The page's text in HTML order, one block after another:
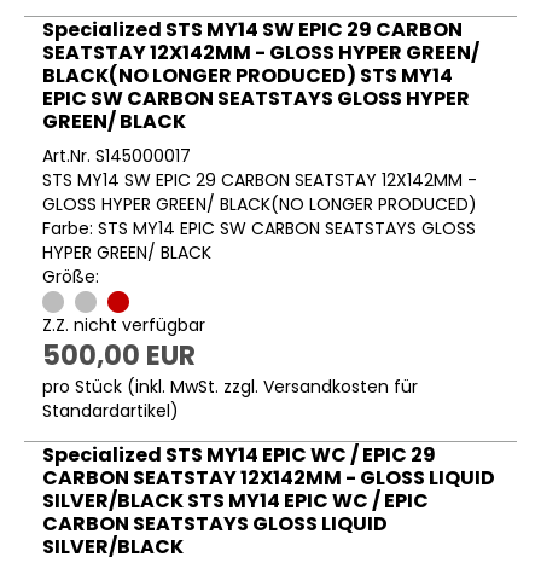
Specialized STS MY14 SW EPIC 29 CARBON
SEATSTAY 12X142MM - GLOSS HYPER GREEN/
BLACK(NO LONGER PRODUCED) STS MY14
EPIC SW CARBON SEATSTAYS GLOSS HYPER
GREEN/ BLACK
Art.Nr. S145000017
STS MY14 SW EPIC 29 CARBON SEATSTAY 12X142MM -
GLOSS HYPER GREEN/ BLACK(NO LONGER PRODUCED)
Farbe: STS MY14 EPIC SW CARBON SEATSTAYS GLOSS
HYPER GREEN/ BLACK
Größe:
Z.Z. nicht verfügbar
500,00 EUR
pro Stück (inkl. MwSt. zzgl. Versandkosten für
Standardartikel)
Specialized STS MY14 EPIC WC / EPIC 29
CARBON SEATSTAY 12X142MM - GLOSS LIQUID
SILVER/BLACK STS MY14 EPIC WC / EPIC
CARBON SEATSTAYS GLOSS LIQUID
SILVER/BLACK